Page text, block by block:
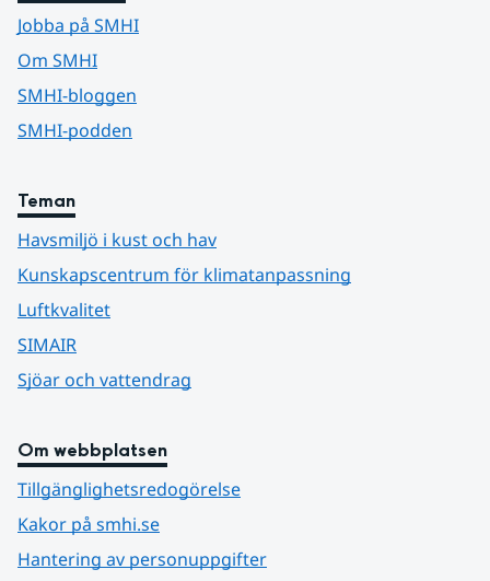
Jobba på SMHI
Om SMHI
SMHI-bloggen
SMHI-podden
Teman
Havsmiljö i kust och hav
Kunskapscentrum för klimatanpassning
Luftkvalitet
SIMAIR
Sjöar och vattendrag
Om webbplatsen
Tillgänglighetsredogörelse
Kakor på smhi.se
Hantering av personuppgifter